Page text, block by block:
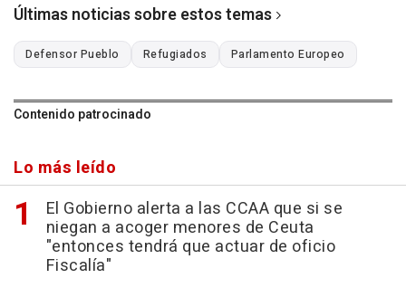
Últimas noticias sobre estos temas
Defensor Pueblo Refugiados Parlamento Europeo
Contenido patrocinado
Lo más leído
El Gobierno alerta a las CCAA que si se
niegan a acoger menores de Ceuta
"entonces tendrá que actuar de oficio
Fiscalía"